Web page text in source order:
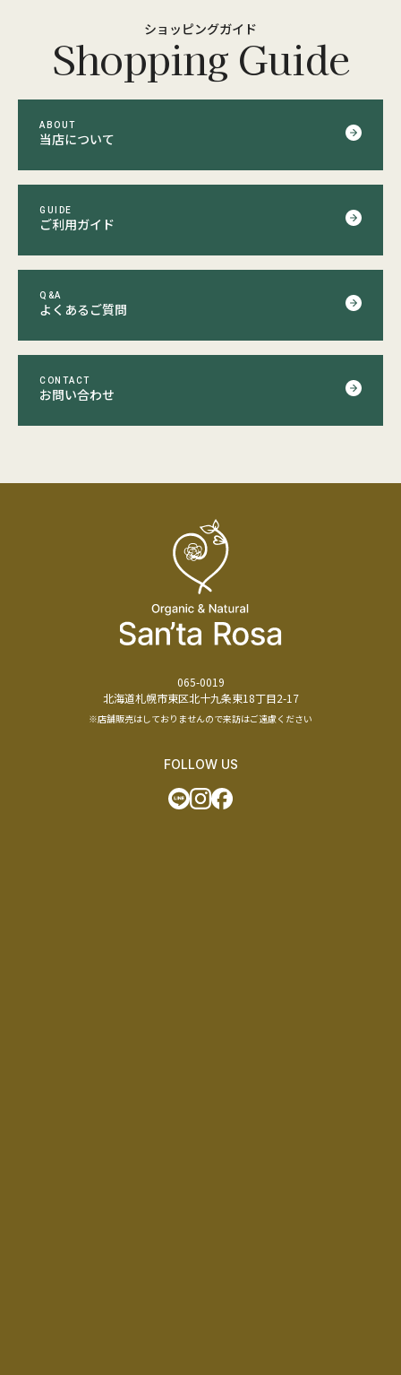
ショッピングガイド
Shopping Guide
ABOUT
当店について
GUIDE
ご利用ガイド
Q&A
よくあるご質問
CONTACT
お問い合わせ
065-0019
北海道札幌市東区北十九条東18丁目2-17
※店舗販売はしておりませんので来訪はご遠慮ください
FOLLOW US